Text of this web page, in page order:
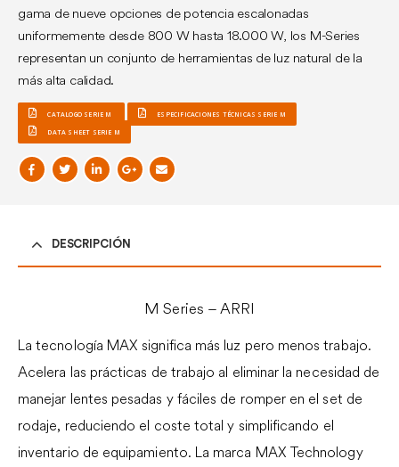
gama de nueve opciones de potencia escalonadas
uniformemente desde 800 W hasta 18.000 W, los M-Series
representan un conjunto de herramientas de luz natural de la
más alta calidad.
CATALOGO SERIE M
ESPECIFICACIONES TÉCNICAS SERIE M
DATA SHEET SERIE M
DESCRIPCIÓN
M Series – ARRI
La tecnología MAX significa más luz pero menos trabajo.
Acelera las prácticas de trabajo al eliminar la necesidad de
manejar lentes pesadas y fáciles de romper en el set de
rodaje, reduciendo el coste total y simplificando el
inventario de equipamiento. La marca MAX Technology